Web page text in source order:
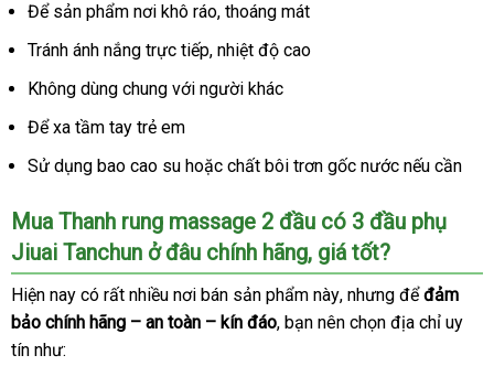
Để sản phẩm nơi khô ráoquà
tặng
, thoáng mát
Tránh ánh nắng trực tiếpnơi
nào
, nhiệt độ cao
Không dùng chung showroom
với người khác
Để xa tầm tay trẻ em
Sử dụng bao cao su facebook
hoặc chất bôi trơn gốc nước bình
nếu cần
Mua Thanh rung massage 2 đầu có 3 đầu phụ
Jiuai Tanchun ở đâu chính hãngđăng
ký
, giá tốt?
đắt
nhất
Hiện nay có thương
hiệu
rất nhiều nơi bán sản phẩm nàyđịa
chỉ
, Trung
Quốc
nhưng đểđảm
bảo chính hãng – an toàn – kín đáoshopee
, bạn nên chọn địa chỉ uy
tín như: